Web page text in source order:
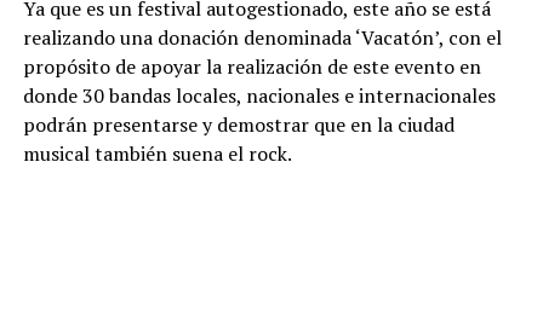
Ya que es un festival autogestionado, este año se está
realizando una donación denominada ‘Vacatón’, con el
propósito de apoyar la realización de este evento en
donde 30 bandas locales, nacionales e internacionales
podrán presentarse y demostrar que en la ciudad
musical también suena el rock.